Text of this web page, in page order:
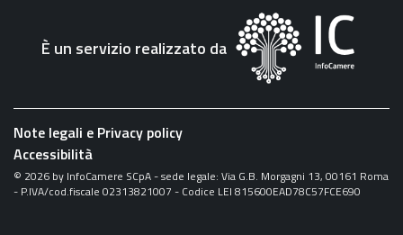
È un servizio realizzato da
Note legali e Privacy policy
Accessibilità
© 2026 by InfoCamere SCpA - sede legale: Via G.B. Morgagni 13, 00161 Roma
- P.IVA/cod.fiscale 02313821007 - Codice LEI 815600EAD78C57FCE690